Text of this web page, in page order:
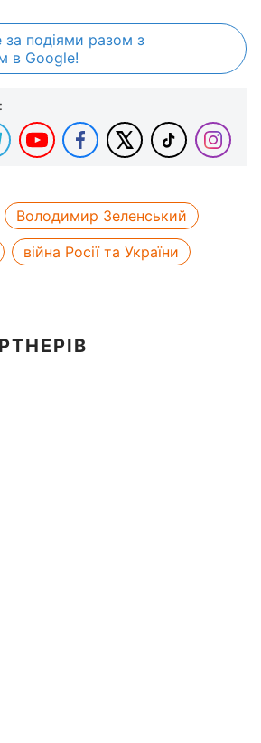
за подіями разом з
в Google!
Володимир Зеленський
війна Росії та України